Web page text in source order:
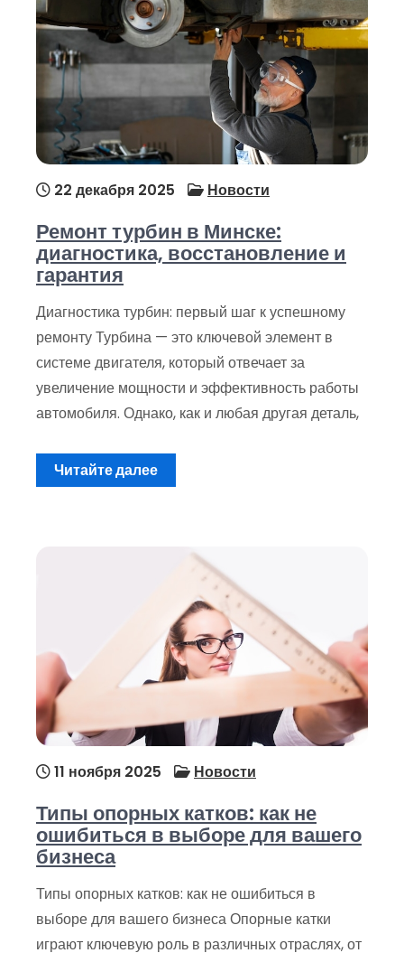
22 декабря 2025 Новости
Ремонт турбин в Минске:
диагностика, восстановление и
гарантия
Диагностика турбин: первый шаг к успешному
ремонту Турбина — это ключевой элемент в
системе двигателя, который отвечает за
увеличение мощности и эффективность работы
автомобиля. Однако, как и любая другая деталь,
Читайте далее
11 ноября 2025 Новости
Типы опорных катков: как не
ошибиться в выборе для вашего
бизнеса
Типы опорных катков: как не ошибиться в
выборе для вашего бизнеса Опорные катки
играют ключевую роль в различных отраслях, от